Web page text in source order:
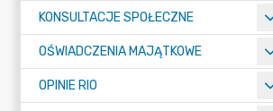
KONSULTACJE SPOŁECZNE
OŚWIADCZENIA MAJĄTKOWE
OPINIE RIO